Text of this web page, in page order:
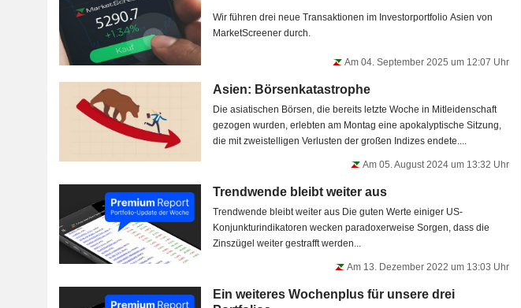
Wir führen drei neue Transaktionen im Investorportfolio Asien von
MarketScreener durch.
Am 04. September 2025 um 12:07 Uhr
Asien: Börsenkatastrophe
Die asiatischen Börsen, die bereits letzte Woche in Mitleidenschaft
gezogen wurden, erlebten am Montag eine apokalyptische Sitzung,
die mit zweistelligen Verlusten der großen Indizes endete....
Am 05. August 2024 um 13:32 Uhr
Trendwende bleibt weiter aus
Trendwende bleibt weiter aus Die guten Werte einiger US-
Konjunkturindikatoren wecken paradoxerweise Sorgen, dass die
Zinszügel weiter gestrafft werden...
Am 13. Dezember 2022 um 13:03 Uhr
Ein weiteres Wochenplus für unsere drei